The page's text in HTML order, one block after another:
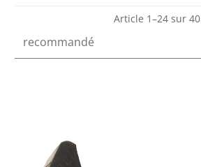
Article 1–24 sur 40